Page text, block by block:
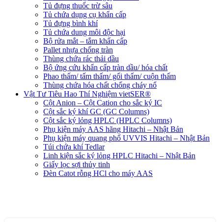
Tủ đựng thuốc trừ sâu
Tủ chứa dụng cụ khẩn cấp
Tủ đựng bình khí
Tủ chứa dung môi độc hại
Bộ rửa mắt – tắm khẩn cấp
Pallet nhựa chống tràn
Thùng chứa rác thải dầu
Bộ ứng cứu khẩn cấp tràn dầu/ hóa chất
Phao thấm/ tấm thấm/ gối thấm/ cuộn thấm
Thùng chứa hóa chất chống cháy nổ
Vật Tư Tiêu Hao Thí Nghiệm vietSER®
Cột Anion – Cột Cation cho sắc ký IC
Cột sắc ký khí GC (GC Columns)
Cột sắc ký lỏng HPLC (HPLC Columns)
Phụ kiện máy AAS hãng Hitachi – Nhật Bản
Phụ kiện máy quang phổ UVVIS Hitachi – Nhật Bản
Túi chứa khí Tedlar
Linh kiện sắc ký lỏng HPLC Hitachi – Nhật Bản
Giấy lọc sợi thủy tinh
Đèn Catot rỗng HCl cho máy AAS